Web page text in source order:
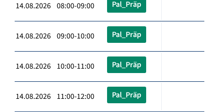
14.08.2026 08:00-09:00 Pal_Präp
14.08.2026 09:00-10:00 Pal_Präp
14.08.2026 10:00-11:00 Pal_Präp
14.08.2026 11:00-12:00 Pal_Präp